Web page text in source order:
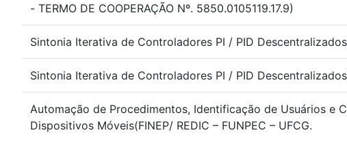
- TERMO DE COOPERAÇÃO Nº. 5850.0105119.17.9)
Sintonia Iterativa de Controladores PI / PID
Sintonia Iterativa de Controladores PI / PID
Automação de Procedimentos, Identificação de Usuários e
Dispositivos Móveis(FINEP/ REDIC – FUNPEC – UFCG.